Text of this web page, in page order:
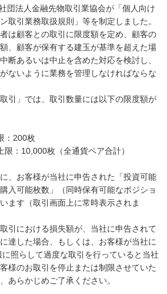
団法人金融先物取引業協会が「個人向け
取引業務取扱規則」等を制定しました。
は顧客との取引に限度額を定め、顧客の
、顧客が保有する建玉が基準を超えた場
断あるいは中止を含めた対応を検討し、
ないように業務を管理しなければならな
引」では、取引数量には以下の限度額が
：200枚
限：10,000枚（全通貨ペア合計）
、お客様が当社に申告された「投資可能
入可能枚数」（同時保有可能なポジショ
ます（取引画面上に常時表示されま
引における損失額が、当社に申告されて
達した場合、もしくは、お客様が当社に
照らして過度な取引を行っていると当社
様のお取引を停止または制限させていた
あらかじめご了承ください。